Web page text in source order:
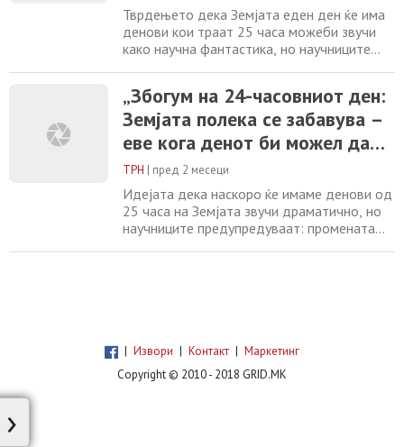
Тврдењето дека Земјата еден ден ќе има
денови кои траат 25 часа можеби звучи
како научна фантастика, но научниците
процесот е толку бавен што е практично
незабележлив во рамките на човечкиот
живот. Според научните објаснувања,
објавени во престижното научно списание
„Збогум на 24-часовниот ден:
Земјата полека се забавува –
еве кога денот би можел да
стане 25 часа“
ТРН | пред 2 месеци
Идејата дека наскоро ќе имаме денови од
25 часа на Земјата звучи драматично, но
научниците предупредуваат: промената
Истите гравитациски
| Извори | Контакт | Маркетинг
Copyright © 2010 - 2018 GRID.MK
›